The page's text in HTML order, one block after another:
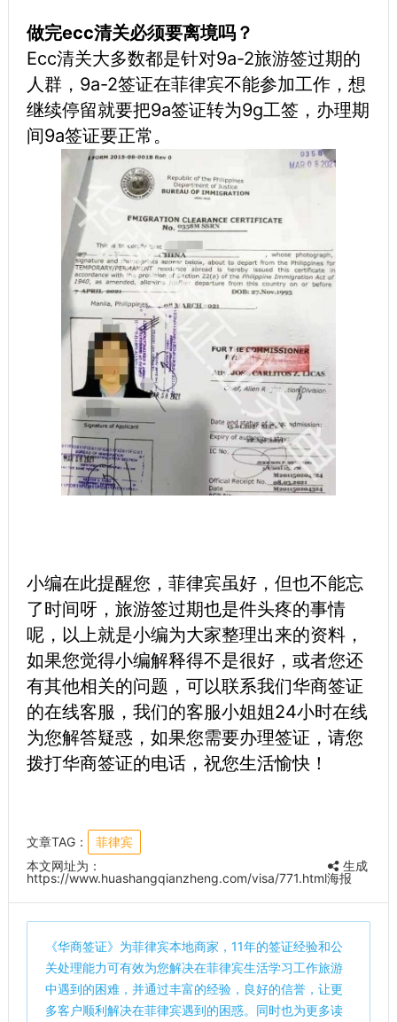
做完ecc清关必须要离境吗？
Ecc清关大多数都是针对9a-2旅游签过期的
人群，9a-2签证在菲律宾不能参加工作，想
继续停留就要把9a签证转为9g工签，办理期
间9a签证要正常。
小编在此提醒您，菲律宾虽好，但也不能忘
了时间呀，旅游签过期也是件头疼的事情
呢，以上就是小编为大家整理出来的资料，
如果您觉得小编解释得不是很好，或者您还
有其他相关的问题，可以联系我们华商签证
的在线客服，我们的客服小姐姐24小时在线
为您解答疑惑，如果您需要办理签证，请您
拨打华商签证的电话，祝您生活愉快！
文章TAG：
菲律宾
本文网址为：
https://www.huashangqianzheng.com/visa/771.html
生成
海报
《华商签证》为菲律宾本地商家，11年的签证经验和公
关处理能力可有效为您解决在菲律宾生活学习工作旅游
中遇到的困难，并通过丰富的经验，良好的信誉，让更
多客户顺利解决在菲律宾遇到的困惑。同时也为更多读